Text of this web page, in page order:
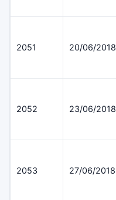
2051 20/06/2018
2052 23/06/2018
2053 27/06/2018